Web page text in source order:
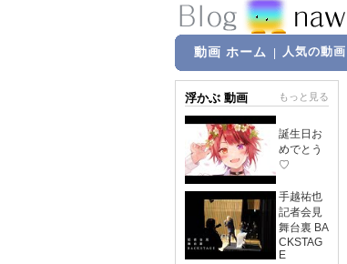
動画 ホーム 人気の動画
浮かぶ 動画 もっと見る
誕生日お
めでとう
♡
手越祐也
記者会見
舞台裏 BA
CKSTAG
E